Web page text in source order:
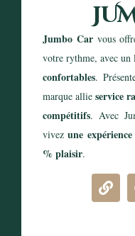
Jumbo Carvous
votre rythme, avec un
confortables.
marque allieservice
compétitifs. Avec
vivezune
% plaisir.